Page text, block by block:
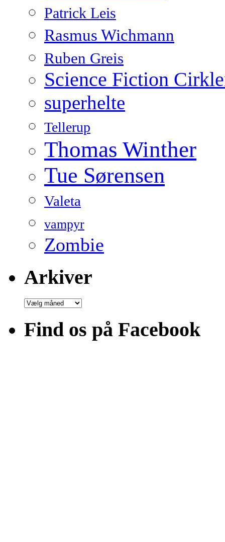
Patrick Leis
Rasmus Wichmann
Ruben Greis
Science Fiction
superhelte
Tellerup
Thomas Winther
Tue Sørensen
Valeta
vampyr
Zombie
Arkiver
Arkiver
Find os på Facebook